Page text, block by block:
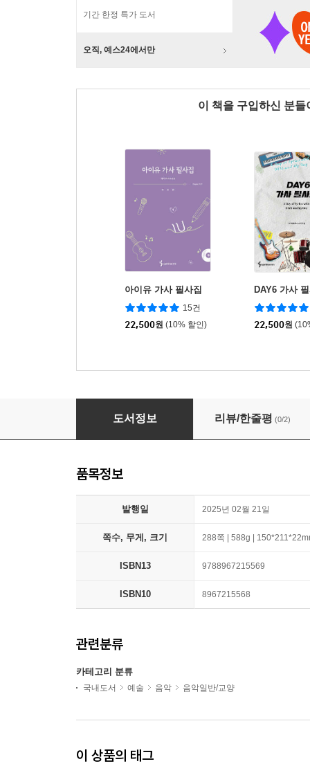
기간 한정 특가 도서
오직, 예스24에서만
이 책을 구입하신 분
아이유 가사 필사집
15건
22,500원 (10% 할인)
DAY6 가사
22,500원
태연 가사 필사집
도서정보 리뷰/한줄평 (0/2)
품목정보
발행일 2025년 02월 21일
쪽수, 무게, 크기 288쪽 | 588g |
ISBN13 9788967215569
ISBN10 8967215568
관련분류
카테고리 분류
국내도서 예술 음악 음악일반/교양
이 상품의 태그